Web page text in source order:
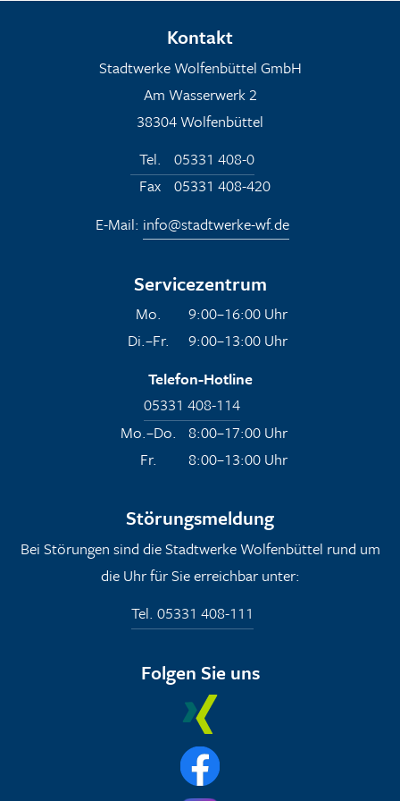
Kontakt
Stadtwerke Wolfenbüttel GmbH
Am Wasserwerk 2
38304 Wolfenbüttel
Tel.
05331 408-0
Fax 05331 408-420
E-Mail: info@stadtwerke-wf.de
Servicezentrum
Mo.
9:00–16:00 Uhr
Di.–Fr.
9:00–13:00 Uhr
Telefon-Hotline
05331 408-114
Mo.–Do. 8:00–17:00 Uhr
Fr.
8:00–13:00 Uhr
Störungsmeldung
Bei Störungen sind die Stadtwerke Wolfenbüttel rund um
die Uhr für Sie erreichbar unter:
Tel. 05331 408-111
Folgen Sie uns